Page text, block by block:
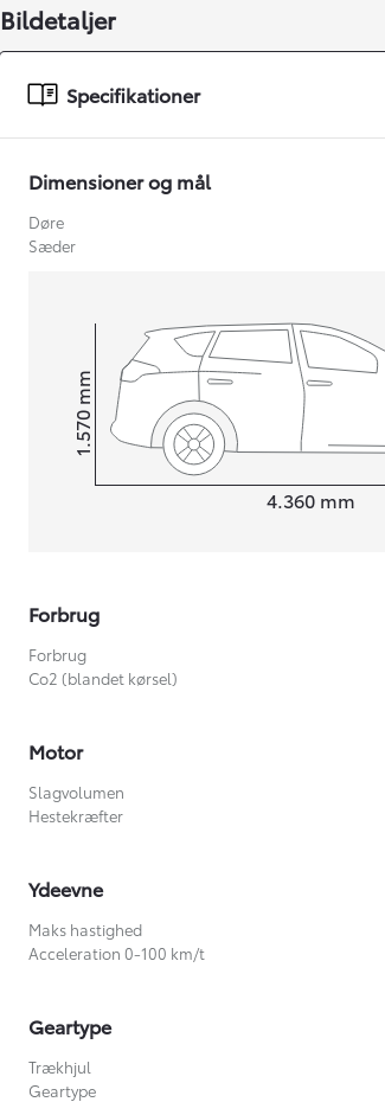
Fra kr. 349.990
Bildetaljer
Specifikationer
Dimensioner og mål
Døre
Sæder
4.360 mm
Højt1.570
mm
Forbrug
Forbrug
Co2 (blandet kørsel)
Motor
Slagvolumen
Hestekræfter
Ydeevne
Maks hastighed
Acceleration 0-100 km/t
Geartype
Trækhjul
Geartype